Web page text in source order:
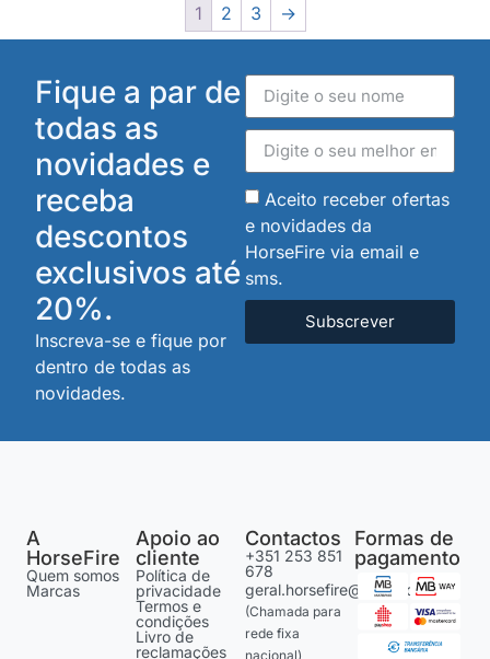
1 2 3 →
Fique a par de
todas as
novidades e
receba
descontos
exclusivos até
20%.
Inscreva-se e fique por
dentro de todas as
novidades.
Aceito receber ofertas
e novidades da
HorseFire via email e
sms.
Subscrever
A
HorseFire
Quem somos
Marcas
Apoio ao
cliente
Política de
privacidade
Termos e
condições
Livro de
reclamações
Contactos
+351 253 851
678
geral.horsefire@gmail.com
(Chamada para
rede fixa
nacional)
Formas de
pagamento